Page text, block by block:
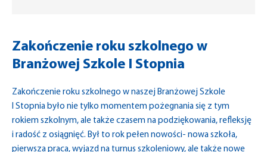
Zakończenie roku szkolnego w
Branżowej Szkole I Stopnia
Zakończenie roku szkolnego w naszej Branżowej Szkole
I Stopnia było nie tylko momentem pożegnania się z tym
rokiem szkolnym, ale także czasem na podziękowania, refleksję
i radość z osiągnięć. Był to rok pełen nowości- nowa szkoła,
pierwsza praca, wyjazd na turnus szkoleniowy, ale także nowe